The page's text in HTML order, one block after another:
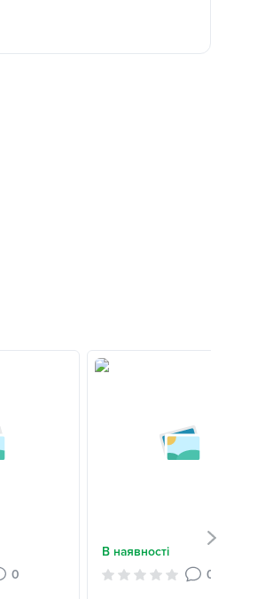
0
В наявності
0